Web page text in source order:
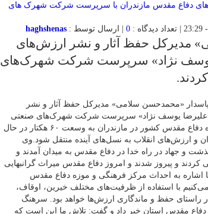
0 | ارسال توسط : haghshenas
مدیرکل حفظ آثار و نشر ارزش‌های
یوسف نژاد» سرپرست شرکت شهرک‌های
«محمدحسن سلامی» مدیرکل حفظ آثار و نشر
«علیرضا یوسف نژاد» سرپرست شرکت شهرک‌های صنعتی
مازندران اظهارکرد: بزرگترین مرکز فرهنگی و موزه دفاع مقدس کشور در مازندران به وسعت ۶۰ هکتار در حال
و ارزش‌های انقلاب به نسل‌های آینده منتقل شود.وی
گذشت و جهاد در راه خدا در دفاع مقدس به میدان آمدند و
کردند و پیروز شدند و امروز دفاع مقدس میراث گرانبهایی
اشاره به احداث مرکز فرهنگی و موزه دفاع مقدس
با استفاده از ظرفیت‌های مختلف خیرین، اوقاف،
راستای حفظ و ماندگاری ارزش‌ها خواهد بود. سرهنگ
مقدس استان خبر داد و گفت: تلاش ما این است که